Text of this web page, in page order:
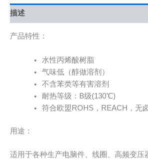
描述
产品特性：
水性丙烯酸树脂
气味低（醇做溶剂）
不含苯类等有害溶剂
耐热等级：B级(130℃)
符合欧盟ROHS，REACH，无
用途：
适用于各种生产电脑件、线圈、高频变压